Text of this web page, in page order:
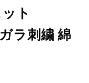
ト
ラ刺繍 綿